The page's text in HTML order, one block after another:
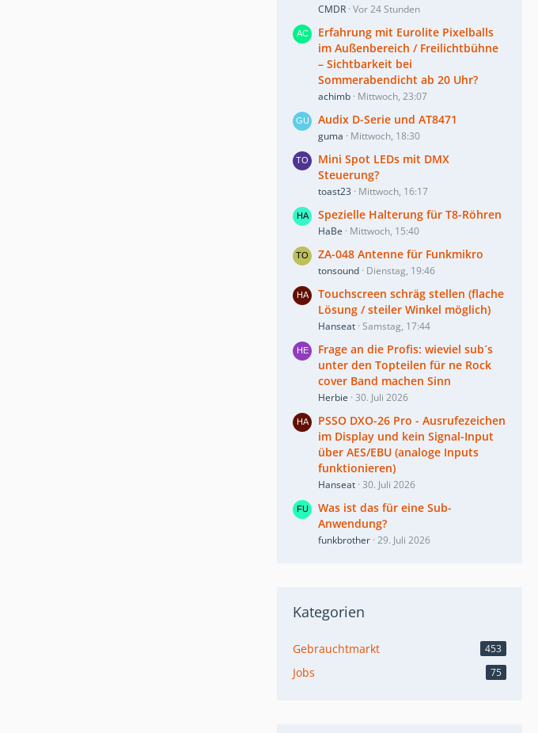
CMDR Vor 24 Stunden
Erfahrung mit Eurolite Pixelballs
im Außenbereich / Freilichtbühne
– Sichtbarkeit bei
Sommerabendicht ab 20 Uhr?
achimb Mittwoch, 23:07
Audix D-Serie und AT8471
guma Mittwoch, 18:30
Mini Spot LEDs mit DMX
Steuerung?
toast23 Mittwoch, 16:17
Spezielle Halterung für T8-Röhren
HaBe Mittwoch, 15:40
ZA-048 Antenne für Funkmikro
tonsound Dienstag, 19:46
Touchscreen schräg stellen (flache
Lösung / steiler Winkel möglich)
Hanseat Samstag, 17:44
Frage an die Profis: wieviel sub´s
unter den Topteilen für ne Rock
cover Band machen Sinn
Herbie 30. Juli 2026
PSSO DXO-26 Pro - Ausrufezeichen
im Display und kein Signal-Input
über AES/EBU (analoge Inputs
funktionieren)
Hanseat 30. Juli 2026
Was ist das für eine Sub-
Anwendung?
funkbrother 29. Juli 2026
Kategorien
Gebrauchtmarkt 453
Jobs 75